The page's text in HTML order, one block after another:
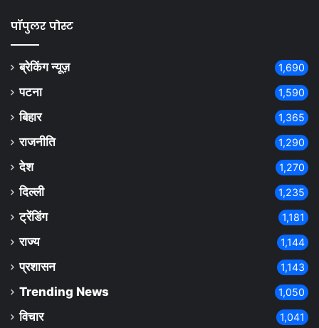
पॉपुलर पोस्ट
ब्रेकिंग न्यूज़ 1,690
पटना 1,590
बिहार 1,365
राजनीति 1,290
देश 1,270
दिल्ली 1,235
ट्रेंडिंग 1,181
राज्य 1,144
प्रशासन 1,143
Trending News 1,050
विचार 1,041